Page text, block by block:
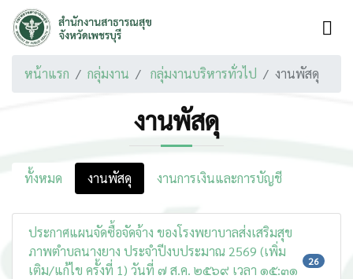
หน้าแรก กลุ่มงาน กลุ่มงานบริหารทั่วไป งานพัสดุ
งานพัสดุ
ทั้งหมด งานพัสดุ งานการเงินและการบัญชี
ประกาศแผนจัดซื้อจัดจ้าง ของโรงพยาบาลส่งเสริมสุข
ภาพตำบลนางยาง ประจำปีงบประมาณ 2569 (เพิ่ม
เติม/แก้ไข ครั้งที่ 1) วันที่ ๗ ส.ค. ๒๕๖๙ เวลา ๑๕:๓๑
26